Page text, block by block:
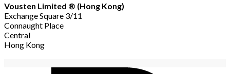
Vousten Limited ® (Hong Kong)
Exchange Square 3/11
Connaught Place
Central
Hong Kong